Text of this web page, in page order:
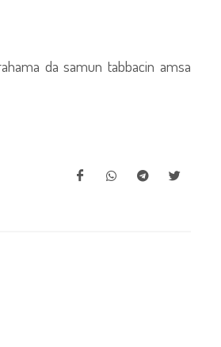
da samun tabbacin amsa